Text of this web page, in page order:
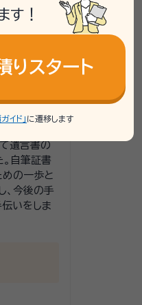
遺言を作
書遺言には
続きを進め
ていまし
遺言書の
。自筆証書
の一歩と
、今後の手
いをしま
す！
りスタート
イド」 に遷移します